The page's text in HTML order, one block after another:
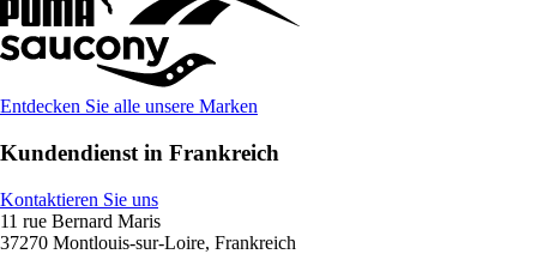
Entdecken Sie alle unsere Marken
Kundendienst in Frankreich
Kontaktieren Sie uns
11 rue Bernard Maris
37270 Montlouis-sur-Loire, Frankreich